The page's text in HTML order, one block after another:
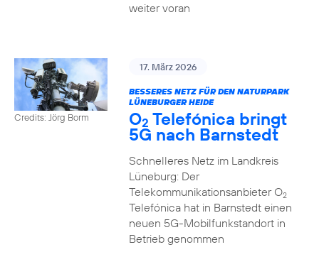
weiter voran
Credits: Jörg Borm
17. März 2026
BESSERES NETZ FÜR DEN NATURPARK
LÜNEBURGER HEIDE
O2 Telefónica bringt
5G nach Barnstedt
Schnelleres Netz im Landkreis
Lüneburg: Der
Telekommunikationsanbieter O2
Telefónica hat in Barnstedt einen
neuen 5G-Mobilfunkstandort in
Betrieb genommen